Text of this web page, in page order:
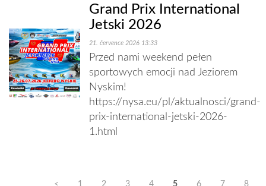
Grand Prix International
Jetski 2026
21. července 2026 13:33
Przed nami weekend pełen
sportowych emocji nad Jeziorem
Nyskim!
https://nysa.eu/pl/aktualnosci/grand-
prix-international-jetski-2026-
1.html
< 1 2 3 4 5 6 7 8